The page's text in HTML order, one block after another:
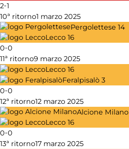
2-1
10ª ritorno1 marzo 2025
Pergolettese 14
Lecco 16
0-0
11ª ritorno9 marzo 2025
Lecco 16
Feralpisalò 3
0-0
12ª ritorno12 marzo 2025
Alcione Milano
Lecco 16
0-0
13ª ritorno17 marzo 2025